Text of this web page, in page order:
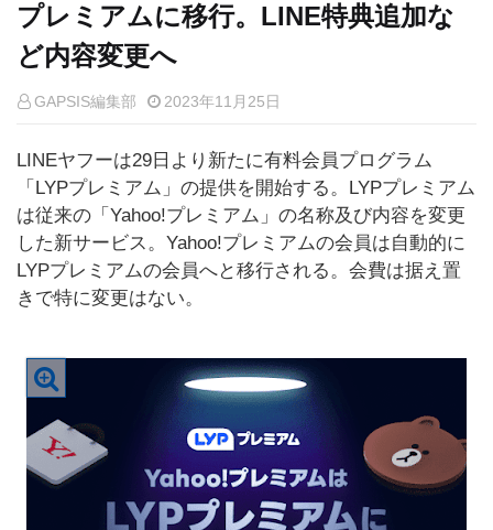
プレミアムに移行。LINE特典追加な
ど内容変更へ
GAPSIS編集部 2023年11月25日
LINEヤフーは29日より新たに有料会員プログラム
「LYPプレミアム」の提供を開始する。LYPプレミアム
は従来の「Yahoo!プレミアム」の名称及び内容を変更
した新サービス。Yahoo!プレミアムの会員は自動的に
LYPプレミアムの会員へと移行される。会費は据え置
きで特に変更はない。